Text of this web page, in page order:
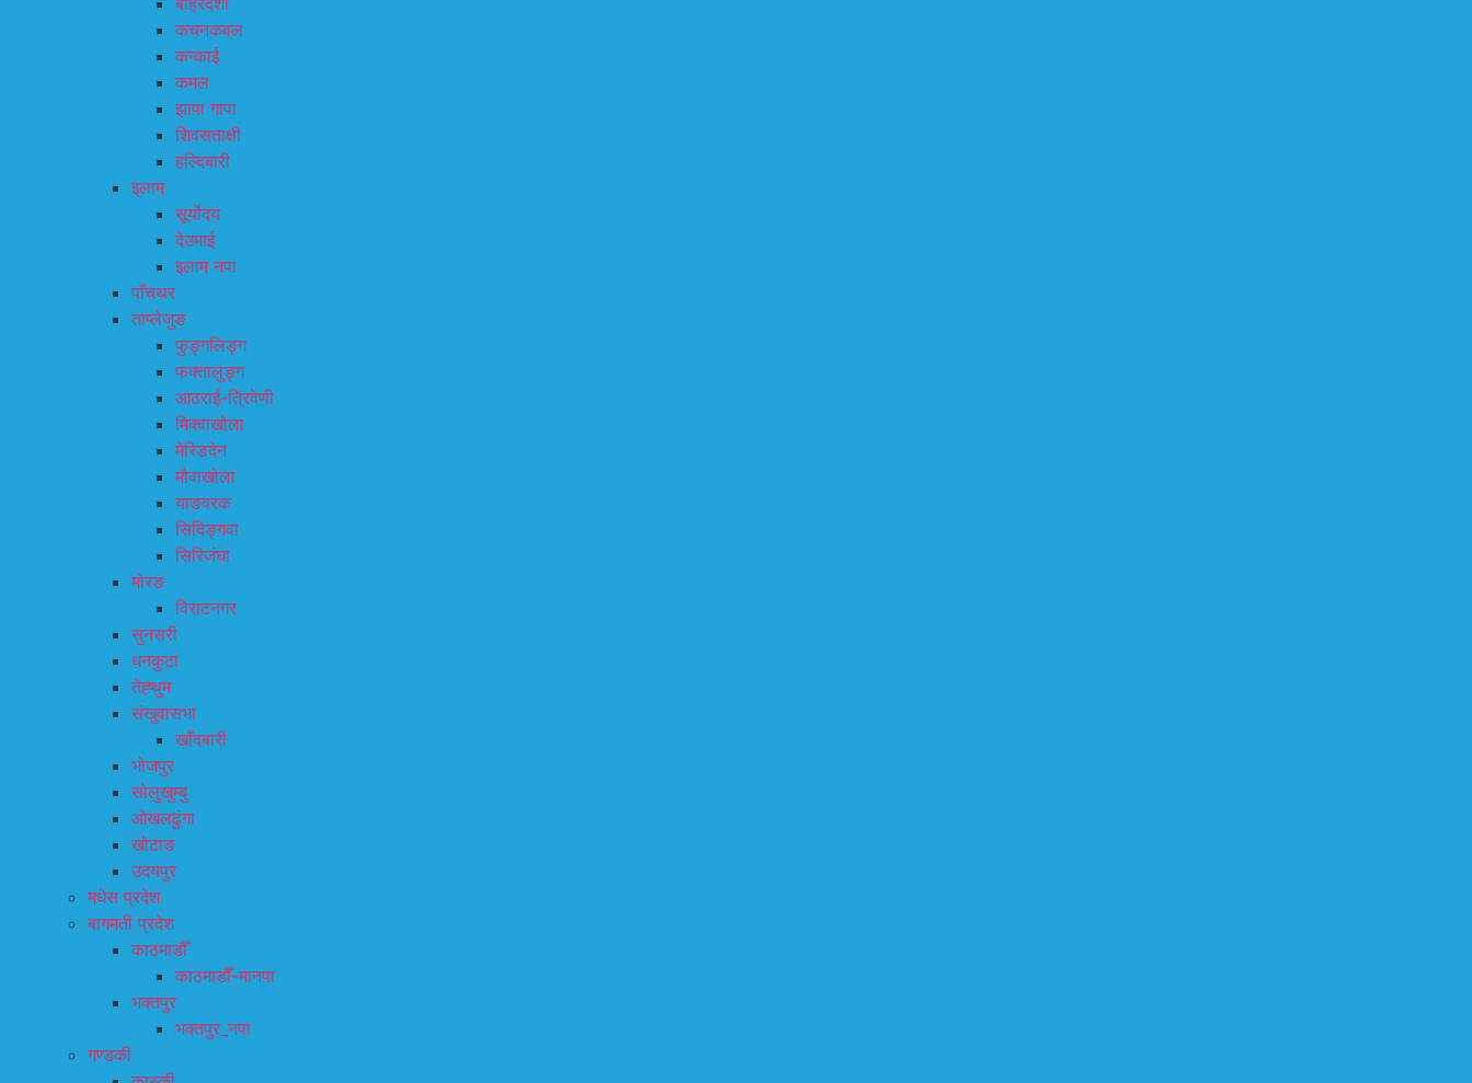
कचनकवल
कन्काई
कमल
झापा गापा
शिवसताक्षी
हल्दिबारी
इलाम
सूर्योदय
देउमाई
इलाम नपा
पाँचथर
ताप्लेजुङ
फुङ्गलिङ्ग
फक्तालुङ्ग
आठराई-त्रिवेणी
मिक्वाखोला
मेरिङदेन
मौवाखोला
याङवरक
सिदिङ्गवा
सिरिजंघा
मोरङ
विराटनगर
सुनसरी
धनकुटा
तेह्थुम
संखुवासभा
खाँदबारी
भोजपुर
सोलुखुम्बु
ओखलढुंगा
खोटाङ
उदयपुर
मधेस प्रदेश
बागमती प्रदेश
काठमाडौँ
काठमाडौँ-मानपा
भक्तपुर
भक्तपुर_नपा
गण्डकी